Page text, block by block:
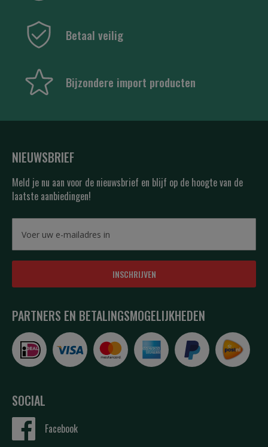
Betaal veilig
Bijzondere import producten
NIEUWSBRIEF
Meld je nu aan voor de nieuwsbrief en blijf op de hoogte van de
laatste aanbiedingen!
INSCHRIJVEN
PARTNERS EN BETALINGSMOGELIJKHEDEN
SOCIAL
Facebook